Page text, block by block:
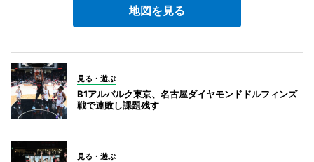
地図を見る
見る・遊ぶ
B1アルバルク東京、名古屋ダイヤモンドドルフィンズ
戦で連敗し課題残す
見る・遊ぶ